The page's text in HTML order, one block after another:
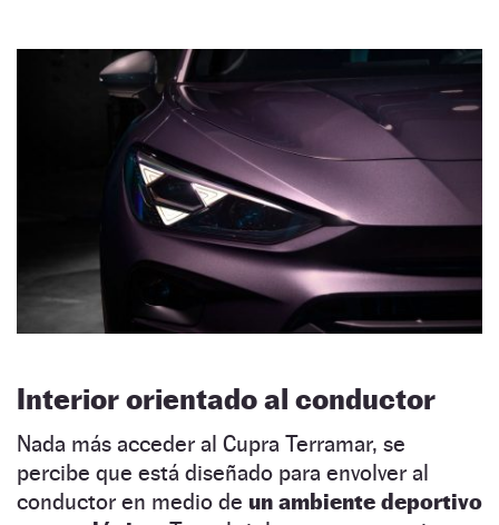
Interior orientado al conductor
Nada más acceder al Cupra Terramar, se
percibe que está diseñado para envolver al
conductor en medio de un ambiente deportivo